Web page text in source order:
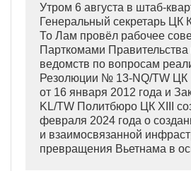
Утром 6 августа в штаб-
Генеральный секретарь ЦК
То Лам провёл рабочее
Парткомами
ведомств по вопросам
Резолюции № 13-NQ/TW ЦК
от 16 января 2012 года и
KL/TW Политбюро ЦК XIII
февраля 2024 года о
и взаимосвязанной
превращения Вьетнама в